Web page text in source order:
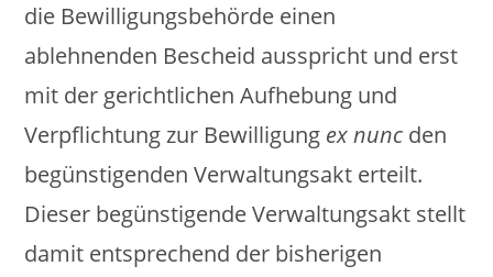
die Bewilligungsbehörde einen
ablehnenden Bescheid ausspricht und erst
mit der gerichtlichen Aufhebung und
Verpflichtung zur Bewilligung ex nunc den
begünstigenden Verwaltungsakt erteilt.
Dieser begünstigende Verwaltungsakt stellt
damit entsprechend der bisherigen